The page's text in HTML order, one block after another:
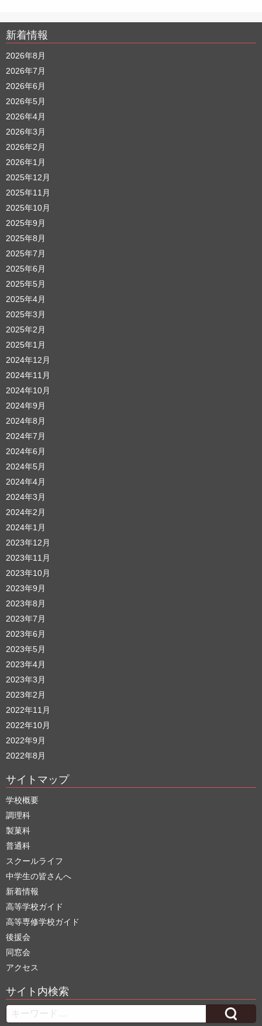
新着情報
2026年8月
2026年7月
2026年6月
2026年5月
2026年4月
2026年3月
2026年2月
2026年1月
2025年12月
2025年11月
2025年10月
2025年9月
2025年8月
2025年7月
2025年6月
2025年5月
2025年4月
2025年3月
2025年2月
2025年1月
2024年12月
2024年11月
2024年10月
2024年9月
2024年8月
2024年7月
2024年6月
2024年5月
2024年4月
2024年3月
2024年2月
2024年1月
2023年12月
2023年11月
2023年10月
2023年9月
2023年8月
2023年7月
2023年6月
2023年5月
2023年4月
2023年3月
2023年2月
2022年11月
2022年10月
2022年9月
2022年8月
サイトマップ
学校概要
調理科
製菓科
普通科
スクールライフ
中学生の皆さんへ
新着情報
高等学校ガイド
高等専修学校ガイド
後援会
同窓会
アクセス
サイト内検索
Search